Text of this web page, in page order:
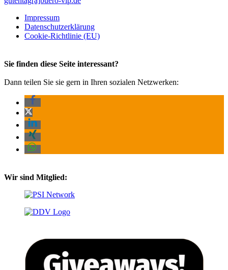
Impressum
Datenschutz­erklärung
Cookie-Richtlinie (EU)
Sie finden diese Seite interessant?
Dann teilen Sie sie gern in Ihren sozialen Netzwerken:
Wir sind Mitglied: